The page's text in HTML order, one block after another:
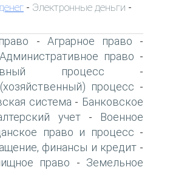
- Электронные деньги -
- Аграрное право -
Административное право -
процесс -
процесс -
система - Банковское
учет-
Военное
право и процесс -
финансы и кредит-
право - Земельное